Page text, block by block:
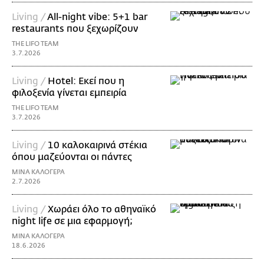
Living /All-night vibe: 5+1 bar
restaurants που ξεχωρίζουν
THE LIFO TEAM
3.7.2026
Living / Hotel: Εκεί που η
φιλοξενία γίνεται εμπειρία
THE LIFO TEAM
3.7.2026
Living / 10 καλοκαιρινά στέκια
όπου μαζεύονται οι πάντες
ΜΙΝΑ ΚΑΛΟΓΕΡΑ
2.7.2026
Living / Χωράει όλο το αθηναϊκό
night life σε μια εφαρμογή;
ΜΙΝΑ ΚΑΛΟΓΕΡΑ
18.6.2026